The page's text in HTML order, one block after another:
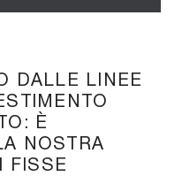
DALLE LINEE
È
NOSTRA
FISSE